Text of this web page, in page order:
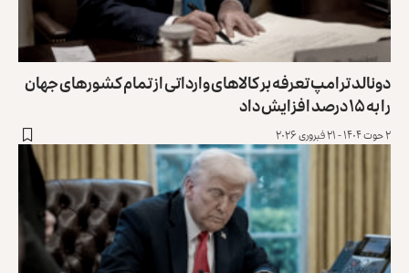
دونالد ترامپ تعرفه بر کالاهای وارداتی از تمام کشورهای جهان
را به ۱۵ درصد افزایش داد
۲ حوت ۱۴۰۴ - ۲۱ فبروری ۲۰۲۶